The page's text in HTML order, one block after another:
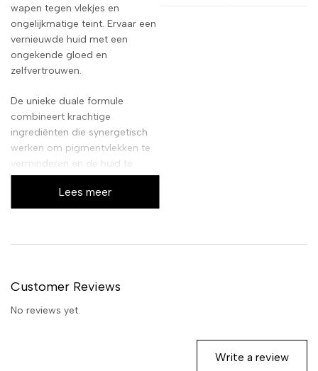
wapen tegen vlekjes en
ongelijkmatige teint. Ervaar een
vernieuwde huid met een
ongekende gloed en
zelfvertrouwen.
De unieke duale formule
combineert krachtige
ingrediënten die synergetisch
werken om pigmentvlekken te
verminderen en de huid te
verhelderen. Met drie ampullen
in deze set, ben je verzekerd
van een complete kuur die diep
langdurige resultaten. Geniet
Lees meer
Customer Reviews
No reviews yet.
Write a review